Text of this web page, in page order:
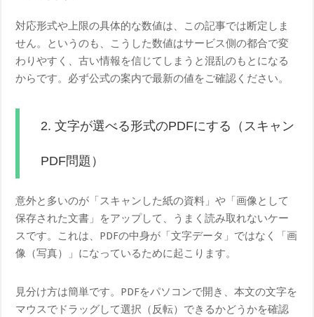
対応形式や上限の具体的な数値は、この記事では断定しま
せん。というのも、こうした数値はサービス側の都合で変
わりやすく、古い情報を信じてしまうと混乱のもとになる
からです。必ず公式の案内で最新の値をご確認ください。
2. 文字が選べる形式のPDFにする（スキャン
PDF問題）
意外と多いのが「スキャンした紙の資料」や「画像として
保存された文書」をアップして、うまく読み取れないケー
スです。これは、PDFの中身が「文字データ」ではなく「画
像（写真）」になっているために起こります。
見分け方は簡単です。PDFをパソコンで開き、本文の文字を
マウスでドラッグして選択（反転）できるかどうかを確認